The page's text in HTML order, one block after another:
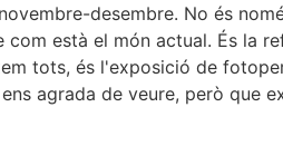
desembre. No és
com està el món actual. És la
tots, és l'exposició de
agrada de veure, però que